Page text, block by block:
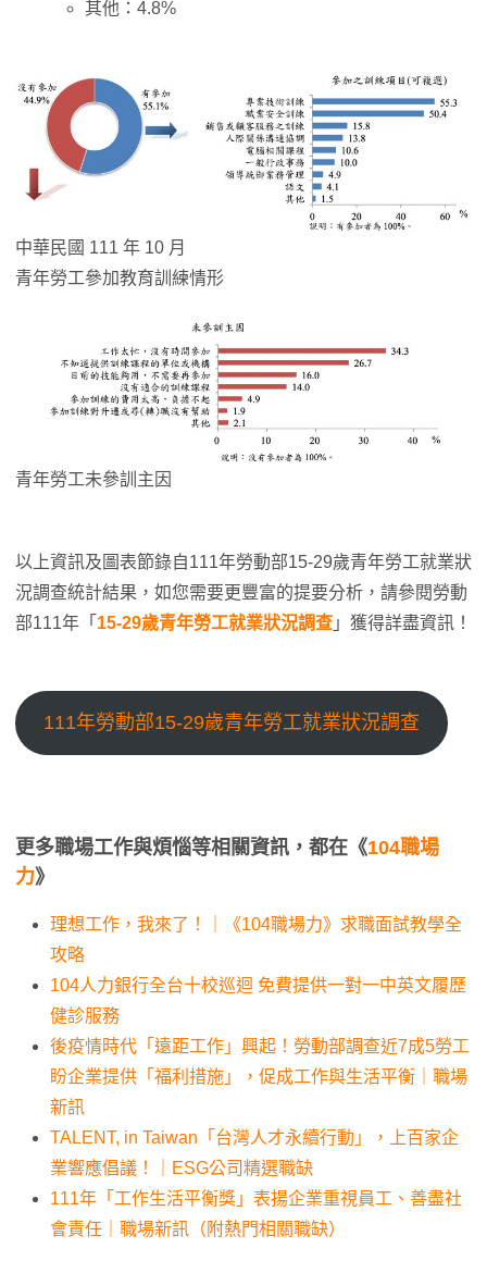
其他：4.8%
中華民國 111 年 10 月
青年勞工參加教育訓練情形
青年勞工未參訓主因
以上資訊及圖表節錄自111年勞動部15-29歲青年勞工就業狀
況調查統計結果，如您需要更豐富的提要分析，請參閱勞動
部111年「 15-29歲青年勞工就業狀況調查 」獲得詳盡資訊！
111年勞動部15-29歲青年勞工就業狀況調查
更多職場工作與煩惱等相關資訊，都在《104職場
力》
理想工作，我來了！｜《104職場力》求職面試教學全
攻略
104人力銀行全台十校巡迴 免費提供一對一中英文履歷
健診服務
後疫情時代「遠距工作」興起！勞動部調查近7成5勞工
盼企業提供「福利措施」，促成工作與生活平衡｜職場
新訊
TALENT, in Taiwan「台灣人才永續行動」，上百家企
業響應倡議！｜ESG公司精選職缺
111年「工作生活平衡獎」表揚企業重視員工、善盡社
會責任｜職場新訊（附熱門相關職缺）